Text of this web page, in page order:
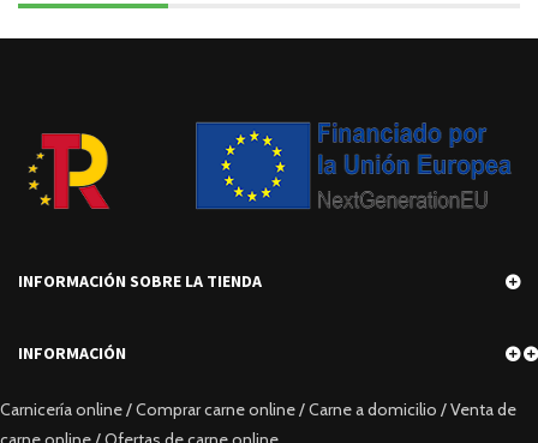
INFORMACIÓN SOBRE LA TIENDA
INFORMACIÓN
Carnicería online / Comprar carne online / Carne a domicilio / Venta de